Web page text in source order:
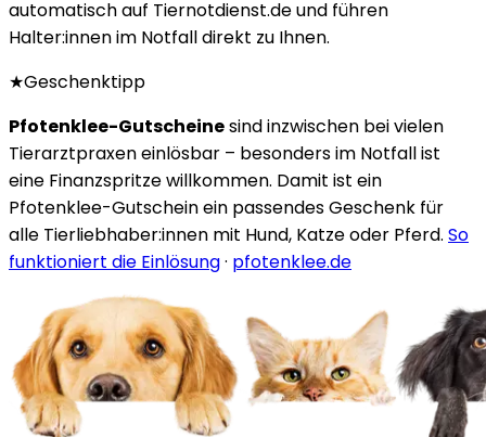
automatisch auf Tiernotdienst.de und führen
Halter:innen im Notfall direkt zu Ihnen.
★Geschenktipp
Pfotenklee-Gutscheinesind inzwischen bei vielen
Tierarztpraxen einlösbar – besonders im Notfall ist
eine Finanzspritze willkommen. Damit ist ein
Pfotenklee-Gutschein ein passendes Geschenk für
alle Tierliebhaber:innen mit Hund, Katze oder Pferd. So
funktioniert die Einlösung· pfotenklee.de